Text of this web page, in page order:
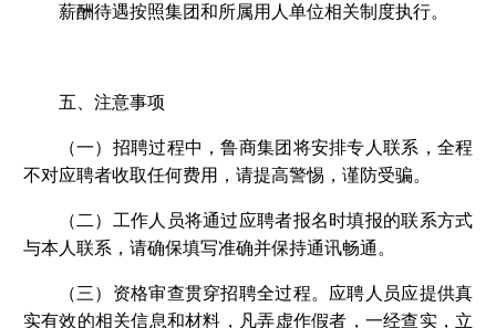
薪酬待遇按照集团和所属用人单位相关制度执行。
五、注意事项
（一）招聘过程中，鲁商集团将安排专人联系，全程
不对应聘者收取任何费用，请提高警惕，谨防受骗。
（二）工作人员将通过应聘者报名时填报的联系方式
与本人联系，请确保填写准确并保持通讯畅通。
（三）资格审查贯穿招聘全过程。应聘人员应提供真
实有效的相关信息和材料，凡弄虚作假者，一经查实，立